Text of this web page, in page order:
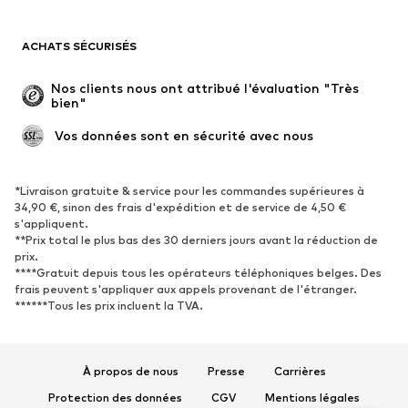
Occasions spéciales
Exclusif
Remise à neuf
Nouveautés
Tendance
Baskets
Bottines
Escarpins et talons hauts
Bottes
Sandales
Chaussures basses
Chaussures de sport
Ballerines
ACHATS SÉCURISÉS
Nos clients nous ont attribué l'évaluation "Très
bien"
Vos données sont en sécurité avec nous
*Livraison gratuite & service pour les commandes supérieures à
34,90 €, sinon des frais d'expédition et de service de 4,50 €
s'appliquent.
**Prix total le plus bas des 30 derniers jours avant la réduction de
prix.
****Gratuit depuis tous les opérateurs téléphoniques belges. Des
frais peuvent s'appliquer aux appels provenant de l'étranger.
******Tous les prix incluent la TVA.
À propos de nous Presse
Carrières
Protection des données
CGV Mentions légales